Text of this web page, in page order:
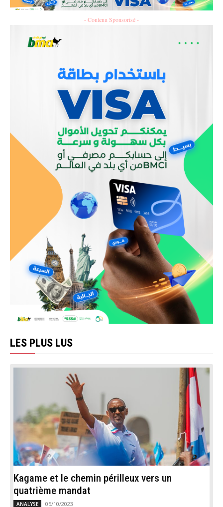
- Contenu Sponsorisé -
LES PLUS LUS
Kagame et le chemin périlleux vers un
quatrième mandat
ANALYSE 05/10/2023